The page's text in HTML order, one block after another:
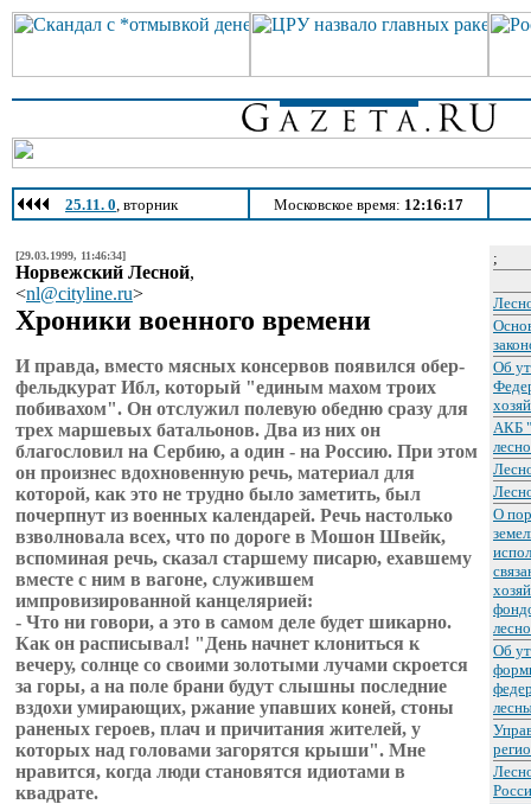
25.11. 0, вторник Московское время: 12:16:17
[29.03.1999, 11:46:34]
Норвежский Лесной,
<nl@cityline.ru>
Хроники военного времени
И правда, вместо мясных консервов появился обер-
фельдкурат Ибл, который "единым махом троих
побивахом". Он отслужил полевую обедню сразу для
трех маршевых батальонов. Два из них он
благословил на Сербию, а один - на Россию. При этом
он произнес вдохновенную речь, материал для
которой, как это не трудно было заметить, был
почерпнут из военных календарей. Речь настолько
взволновала всех, что по дороге в Мошон Швейк,
вспоминая речь, сказал старшему писарю, ехавшему
вместе с ним в вагоне, служившем
импровизированной канцелярией:
- Что ни говори, а это в самом деле будет шикарно.
Как он расписывал! "День начнет клониться к
вечеру, солнце со своими золотыми лучами скроется
за горы, а на поле брани будут слышны последние
вздохи умирающих, ржание упавших коней, стоны
раненых героев, плач и причитания жителей, у
которых над головами загорятся крыши". Мне
нравится, когда люди становятся идиотами в
квадрате.
;
Об
АКБ
О
Об